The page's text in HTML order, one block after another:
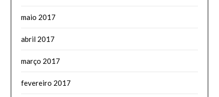
maio 2017
abril 2017
março 2017
fevereiro 2017